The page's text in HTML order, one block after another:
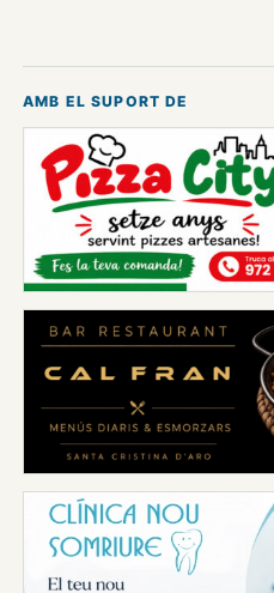
AMB EL SUPORT DE